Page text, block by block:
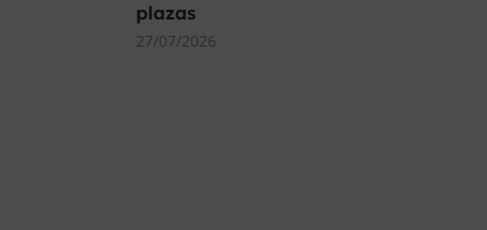
plazas
27/07/2026